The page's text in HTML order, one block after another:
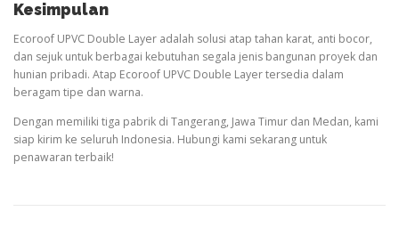
Kesimpulan
Ecoroof UPVC Double Layer adalah solusi atap tahan karat, anti bocor,
dan sejuk untuk berbagai kebutuhan segala jenis bangunan proyek dan
hunian pribadi. Atap Ecoroof UPVC Double Layer tersedia dalam
beragam tipe dan warna.
Dengan memiliki tiga pabrik di Tangerang, Jawa Timur dan Medan, kami
siap kirim ke seluruh Indonesia. Hubungi kami sekarang untuk
penawaran terbaik!